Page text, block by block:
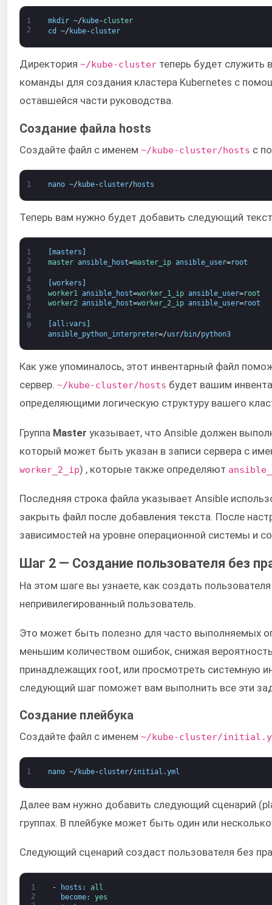
1
2
mkdir ~/ kube-cluster
cd
~/ kube-cluster
Директория ~/kube-cluster теперь будет
команды для создания кластера Kubernetes с
оставшейся части руководства.
Создание файла hosts
Создайте файл с именем ~/kube-cluster/hosts с
1 nano ~/ kube-cluster/ hosts
Теперь вам нужно будет добавить следующий
1
2
3
4
5
6
7
8
9
masters
master ansible_host=master_ip ansible_user=root
[workers ]
worker1 ansible_host=worker_1_ip ansible_user=root
worker2 ansible_host=worker_2_ip ansible_user=root
all :vars
ansible_python_interpreter=/usr/ bin/python3
Как уже упоминалось, этот инвентарный файл
сервер. ~/kube-cluster/hosts будет вашим
определяющими логическую структуру вашего
Группа Master указывает, что Ansible должен
который может быть указан в записи сервера с
worker_2_ip) , которые также определяют
Последняя строка файла указывает Ansible
закрыть файл после добавления текста. После
зависимостей на уровне операционной системы и
Шаг 2 — Создание пользователя без
На этом шаге вы узнаете, как создать
непривилегированный пользователь.
Это может быть полезно для часто выполняемых
меньшим количеством ошибок, снижая
принадлежащих root, или просмотреть
следующий шаг поможет вам выполнить все эти
Создание плейбука
Создайте файл с именем ~/kube-cluster/
1 nano ~/ kube-cluster/initial .yml
Далее вам нужно добавить следующий сценарий
группах. В плейбуке может быть один или
Следующий сценарий создаст пользователя без
1
2
- hosts :
all
become:
yes